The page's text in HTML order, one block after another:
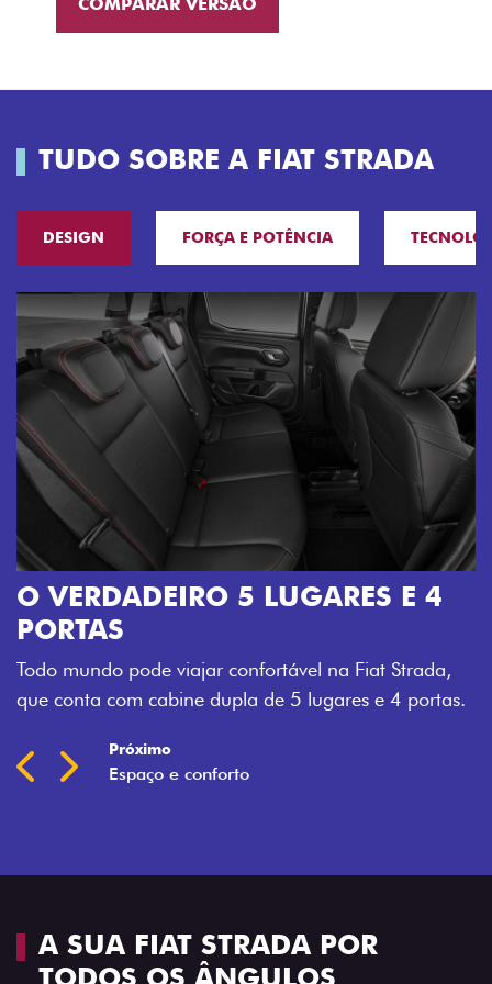
TUDO SOBRE A FIAT STRADA
DESIGN FORÇA E POTÊNCIA
O VERDADEIRO 5 LUGARES E 4
PORTAS
Todo mundo pode viajar confortável na Fiat Strada,
que conta com cabine dupla de 5 lugares e 4 portas.
PreviousNext
Próximo
Espaço e conforto
A SUA FIAT STRADA POR
TODOS OS ÂNGULOS